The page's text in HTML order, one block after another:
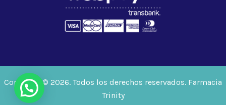
Copyright © 2026. Todos los derechos reservados. Farmacia
Trinity